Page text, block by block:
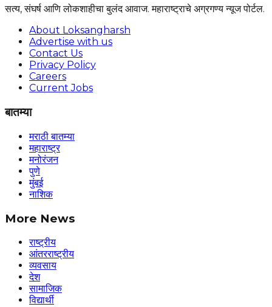
सत्य, संघर्ष आणि लोकशाहीचा बुलंद आवाज. महाराष्ट्राचे अग्रगण्य न्यूज पोर्टल.
About Loksangharsh
Advertise with us
Contact Us
Privacy Policy
Careers
Current Jobs
बातम्या
मराठी बातम्या
महाराष्ट्र
मनोरंजन
पुणे
मुंबई
नाशिक
More News
राष्ट्रीय
आंतरराष्ट्रीय
व्यवसाय
देश
सामाजिक
विद्यार्थी